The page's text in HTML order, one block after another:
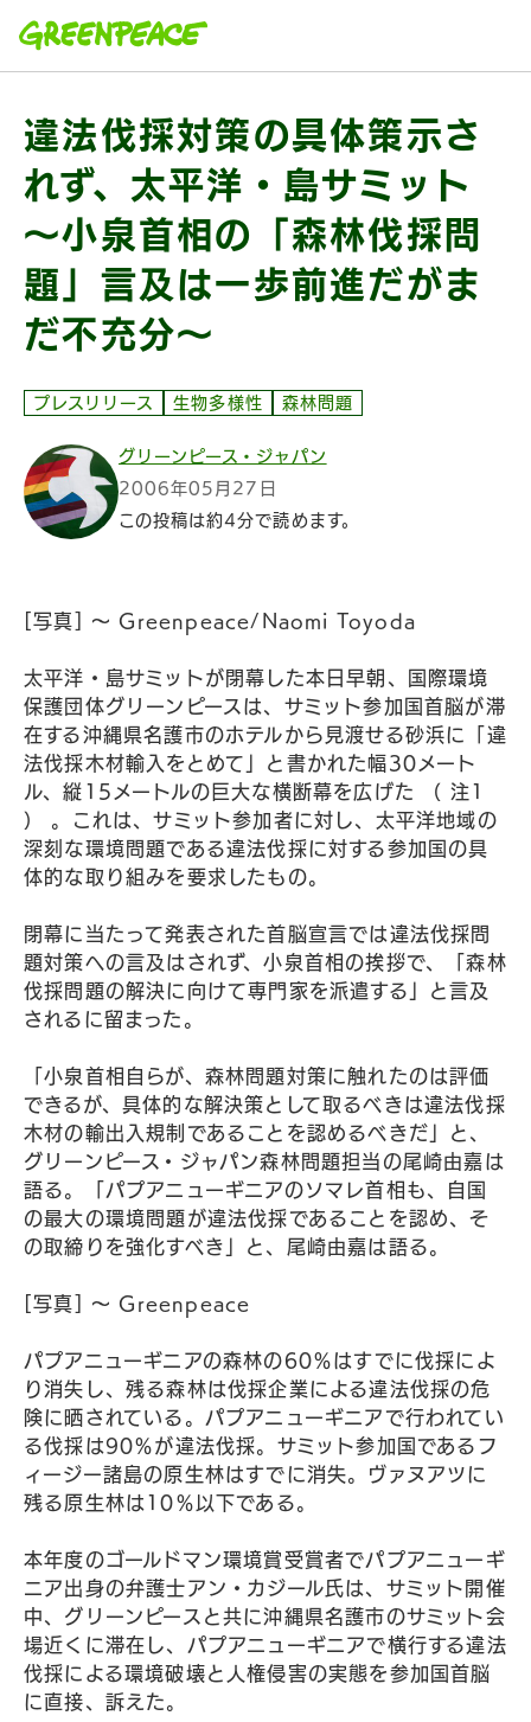
違法伐採対策の具体策示さ
れず、太平洋・島サミット
～小泉首相の「森林伐採問
題」言及は一歩前進だがま
だ不充分～
プレスリリース 生物多様性 森林問題
グリーンピース・ジャパン
2006年05月27日
この投稿は約4分で読めます。
[写真] 〜 Greenpeace/Naomi Toyoda
太平洋・島サミットが閉幕した本日早朝、国際環境
保護団体グリーンピースは、サミット参加国首脳が滞
在する沖縄県名護市のホテルから見渡せる砂浜に「違
法伐採木材輸入をとめて」と書かれた幅30メート
ル、縦15メートルの巨大な横断幕を広げた （ 注1
） 。これは、サミット参加者に対し、太平洋地域の
深刻な環境問題である違法伐採に対する参加国の具
体的な取り組みを要求したもの。
閉幕に当たって発表された首脳宣言では違法伐採問
題対策への言及はされず、小泉首相の挨拶で、「森林
伐採問題の解決に向けて専門家を派遣する」と言及
されるに留まった。
「小泉首相自らが、森林問題対策に触れたのは評価
できるが、具体的な解決策として取るべきは違法伐採
木材の輸出入規制であることを認めるべきだ」と、
グリーンピース・ジャパン森林問題担当の尾崎由嘉は
語る。「パプアニューギニアのソマレ首相も、自国
の最大の環境問題が違法伐採であることを認め、そ
の取締りを強化すべき」と、尾崎由嘉は語る。
[写真] 〜 Greenpeace
パプアニューギニアの森林の60％はすでに伐採によ
り消失し、残る森林は伐採企業による違法伐採の危
険に晒されている。パプアニューギニアで行われてい
る伐採は90％が違法伐採。サミット参加国であるフ
ィージー諸島の原生林はすでに消失。ヴァヌアツに
残る原生林は10％以下である。
本年度のゴールドマン環境賞受賞者でパプアニューギ
ニア出身の弁護士アン・カジール氏は、サミット開催
中、グリーンピースと共に沖縄県名護市のサミット会
場近くに滞在し、パプアニューギニアで横行する違法
伐採による環境破壊と人権侵害の実態を参加国首脳
に直接、訴えた。